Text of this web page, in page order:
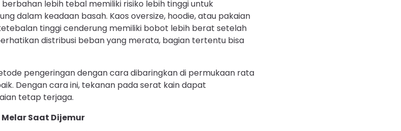
lebih tebal memiliki risiko lebih tinggi untuk
dalam keadaan basah. Kaos oversize, hoodie, atau pakaian
tinggi cenderung memiliki bobot lebih berat setelah
distribusi beban yang merata, bagian tertentu bisa
pengeringan dengan cara dibaringkan di permukaan rata
Dengan cara ini, tekanan pada serat kain dapat
tetap terjaga.
Saat Dijemur